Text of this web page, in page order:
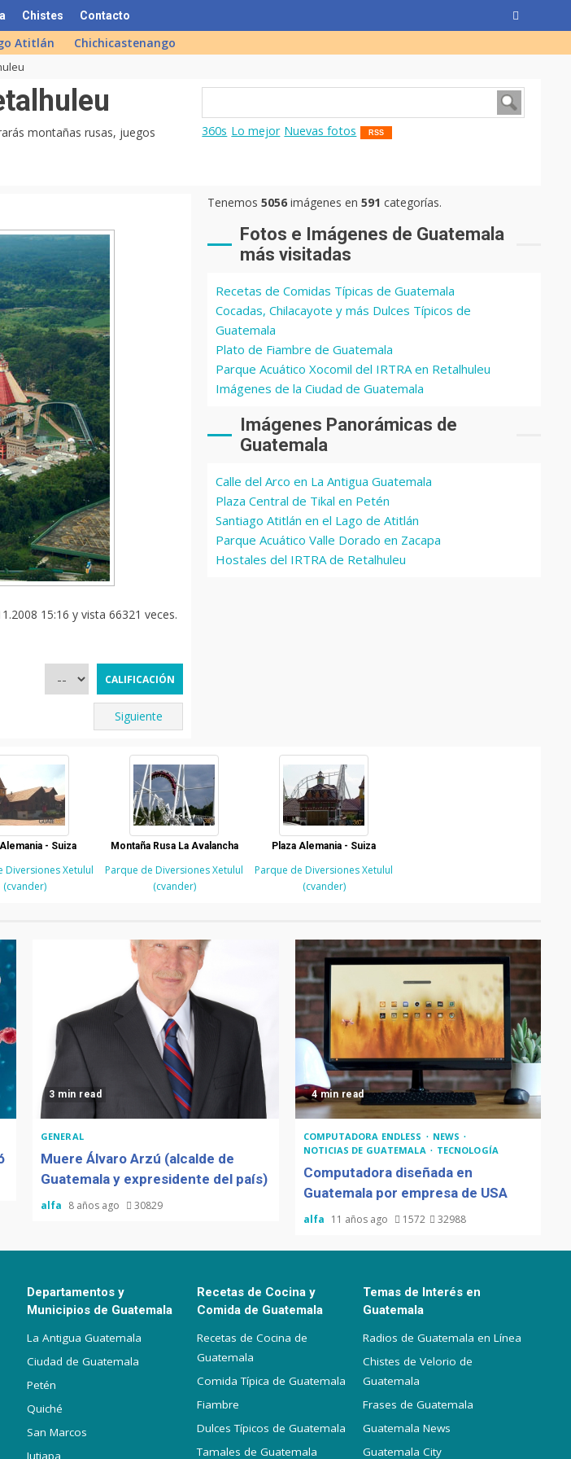
Chistes Contacto
Atitlán Chichicastenango
montañas rusas, juegos
360s Lo mejor Nuevas fotos RSS
15:16 y vista 66321 veces.
Siguiente
Tenemos5056 imágenes en591 categorías.
Fotos e Imágenes de Guatemala
más visitadas
Recetas de Comidas Típicas de Guatemala
Cocadas, Chilacayote y más Dulces Típicos de
Guatemala
Plato de Fiambre de Guatemala
Parque Acuático Xocomil del IRTRA en Retalhuleu
Imágenes de la Ciudad de Guatemala
Imágenes Panorámicas de
Guatemala
Calle del Arco en La Antigua Guatemala
Plaza Central de Tikal en Petén
Santiago Atitlán en el Lago de Atitlán
Parque Acuático Valle Dorado en Zacapa
Hostales del IRTRA de Retalhuleu
- Suiza
Diversiones Xetulul
(cvander)
Montaña Rusa La Avalancha
Parque de Diversiones Xetulul
(cvander)
Plaza Alemania - Suiza
Parque de Diversiones Xetulul
(cvander)
3 min read
GENERAL
Muere Álvaro Arzú (alcalde de
Guatemala y expresidente del país)
alfa 8 años ago 30829
4 min read
COMPUTADORA ENDLESS
NEWS
NOTICIAS DE GUATEMALA
TECNOLOGÍA
Computadora diseñada en
Guatemala por empresa de USA
alfa 11 años ago 1572 32988
Departamentos y
Municipios de Guatemala
La Antigua Guatemala
Ciudad de Guatemala
Petén
Quiché
San Marcos
Jutiapa
Recetas de Cocina y
Comida de Guatemala
Recetas de Cocina de
Guatemala
Comida Típica de Guatemala
Fiambre
Dulces Típicos de Guatemala
Tamales de Guatemala
Temas de Interés en
Guatemala
Radios de Guatemala en Línea
Chistes de Velorio de
Guatemala
Frases de Guatemala
Guatemala News
Guatemala City